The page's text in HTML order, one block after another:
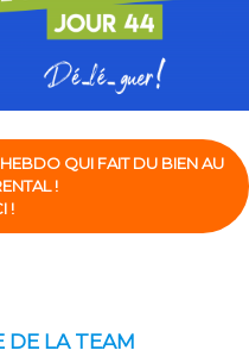
QUI FAIT DU BIEN AU
!
!
DE LA TEAM